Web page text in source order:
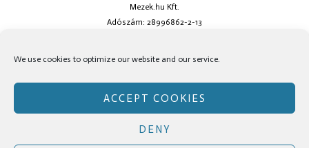
We use cookies to optimize our website and our service.
ACCEPT COOKIES
DENY
Mezek.hu Kft.
Adószám: 28996862-2-13
social oldalainkon!
Copyright © Mezek.hu 2026 Mezek.hu